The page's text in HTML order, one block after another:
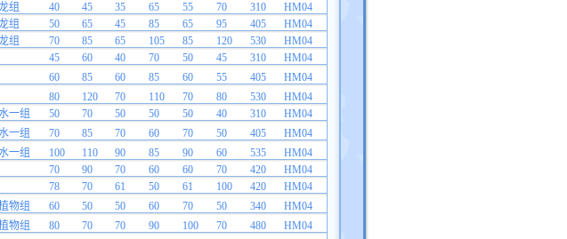
组 40 45 35 65 55 70 310
HM04
组 50 65 45 85 65 95 405
HM04
组 70 85 65 105 85 120 530
HM04
45 60 40 70 50 45 310
HM04
60 85 60 85 60 55 405
HM04
80 120 70 110 70 80 530
HM04
一组 50 70 50 50 50 40 310
HM04
一组 70 85 70 60 70 50 405
HM04
一组 100 110 90 85 90 60 535
HM04
70 90 70 60 60 70 420
HM04
78 70 61 50 61 100 420
HM04
物组 60 50 50 60 70 50 340
HM04
物组 80 70 70 90 100 70 480 HM04